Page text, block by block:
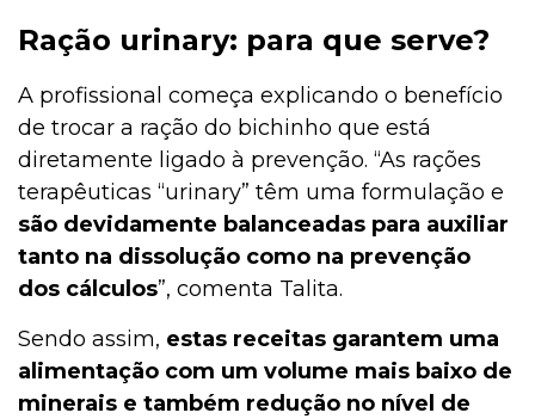
Ração urinary: para que serve?
A profissional começa explicando o benefício
de trocar a ração do bichinho que está
diretamente ligado à prevenção. “As rações
terapêuticas “urinary” têm uma formulação e
são devidamente balanceadas para auxiliar
tanto na dissolução como na prevenção
dos cálculos”, comenta Talita.
Sendo assim, estas receitas garantem uma
alimentação com um volume mais baixo de
minerais e também redução no nível de